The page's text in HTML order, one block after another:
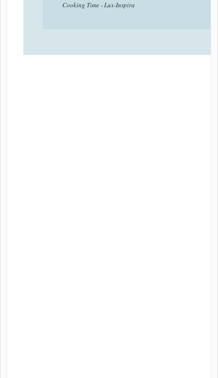
Cooking Time - Lux-Inspira